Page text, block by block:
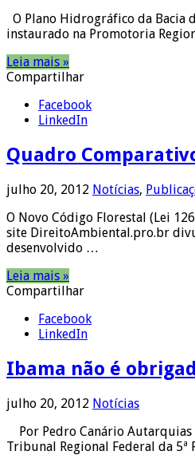
O Plano Hidrográfico da Bacia
instaurado na Promotoria
Leia mais »
Compartilhar
Facebook
LinkedIn
Quadro
julho 20, 2012 Notícias,
O Novo Código Florestal (Lei
site DireitoAmbiental.pro.br
desenvolvido …
Leia mais »
Compartilhar
Facebook
LinkedIn
Ibama não é
julho 20, 2012 Notícias
Por Pedro Canário Autarquias
Tribunal Regional Federal da